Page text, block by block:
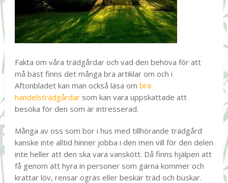
Fakta om våra trädgårdar och vad den behöva för att
må bäst finns det många bra artiklar om och i
Aftonbladet kan man också läsa om bra
handelsträdgårdarsom kan vara uppskattade att
besöka för den som är intresserad.
Många av oss som bor i hus med tillhörande trädgård
kanske inte alltid hinner jobba i den men vill för den delen
inte heller att den ska vara vanskött. Då finns hjälpen att
få genom att hyra in personer som gärna kommer och
krattar löv, rensar ogräs eller beskär träd och buskar.